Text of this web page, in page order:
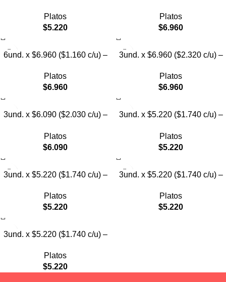
con Diseño
Platos
$5.220
con Patitas
Platos
$6.960
6und. x $6.960 ($1.160 c/u) –
Platos
$6.960
3und. x $6.960 ($2.320 c/u) –
Pollito
Platos
$6.960
3und. x $6.090 ($2.030 c/u) –
Platos
$6.090
3und. x $5.220 ($1.740 c/u) –
Platos
$5.220
3und. x $5.220 ($1.740 c/u) –
Platos
$5.220
3und. x $5.220 ($1.740 c/u) –
Platos
$5.220
3und. x $5.220 ($1.740 c/u) –
Platos
$5.220